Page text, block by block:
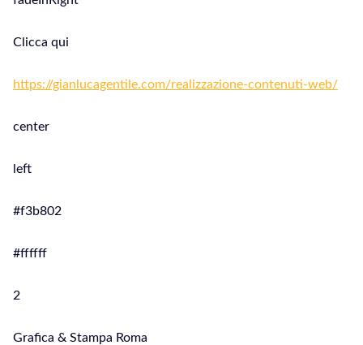
Clicca qui
https://gianlucagentile.com/realizzazione-contenuti-web/
center
left
#f3b802
#ffffff
2
Grafica & Stampa Roma